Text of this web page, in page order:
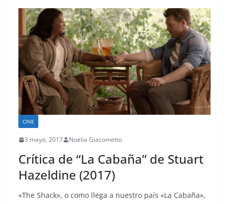
CINE
3 mayo, 2017 Noelia Giacometto
Crítica de “La Cabaña” de Stuart
Hazeldine (2017)
«The Shack», o como llega a nuestro país «La Cabaña»,